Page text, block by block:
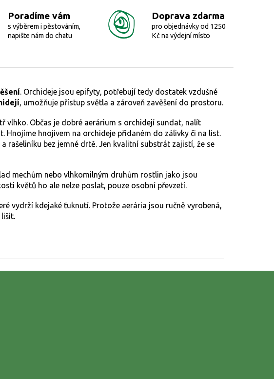
Poradíme vám
s výběrem i pěstováním,
napište nám do chatu
Doprava zdarma
pro objednávky od 1250
Kč na výdejní místo
. Orchideje jsou epifyty, potřebují tedy dostatek vzdušné
, umožňuje přístup světla a zároveň zavěšení do prostoru.
vlhko. Občas je dobré aerárium s orchidejí sundat, nalít
hnojivem na orchideje přidaném do zálivky či na list.
bez jemné drtě. Jen kvalitní substrát zajistí, že se
mechům nebo vlhkomilným druhům rostlin jako jsou
květů ho ale nelze poslat, pouze osobní převzetí.
vydrží kdejaké ťuknutí. Protože aerária jsou ručně vyrobená,